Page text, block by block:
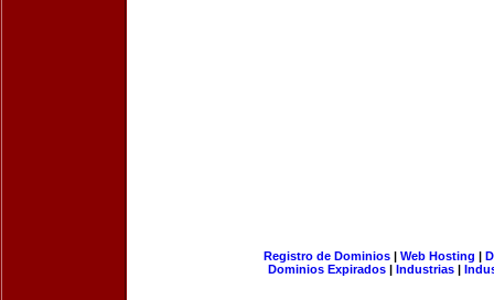
Registro de Dominios| Web Hosting |
Dominios Expirados | Industrias |